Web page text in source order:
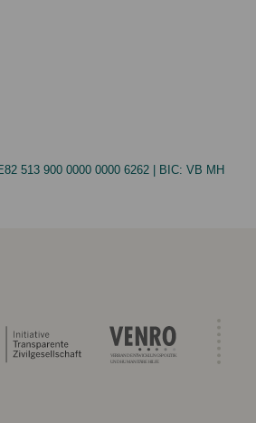
513 900 0000 0000 6262 | BIC: VB MH